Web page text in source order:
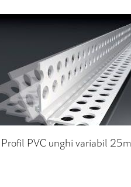
Profil PVC unghi variabil 25m